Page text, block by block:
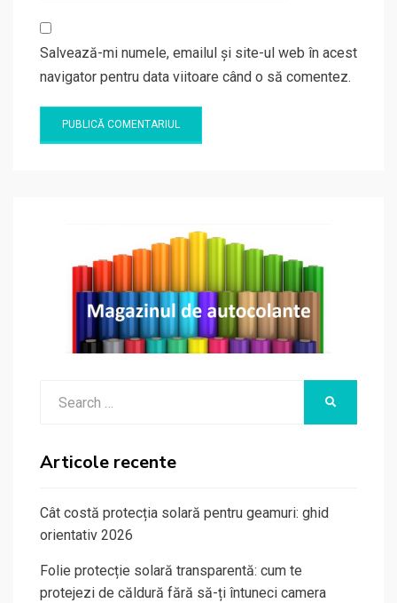
Salvează-mi numele, emailul și site-ul web în acest
navigator pentru data viitoare când o să comentez.
Articole recente
Cât costă protecția solară pentru geamuri: ghid
orientativ 2026
Folie protecție solară transparentă: cum te
protejezi de căldură fără să-ți întuneci camera